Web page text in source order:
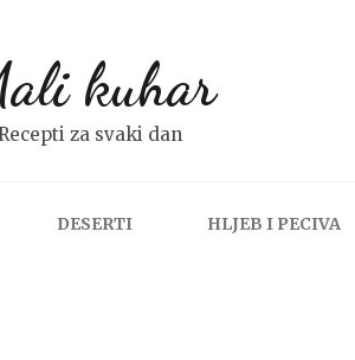
kuhar
za svaki dan
DESERTI HLJEB I PECIVA